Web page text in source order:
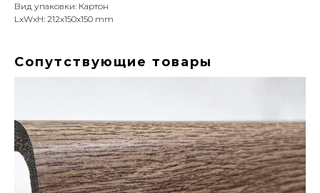
Вид упаковки: Картон
LxWxH: 212x150x150 mm
Сопутствующие товары